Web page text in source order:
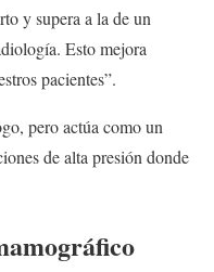
y supera a la de un
Esto mejora
pacientes”.
pero actúa como un
de alta presión donde